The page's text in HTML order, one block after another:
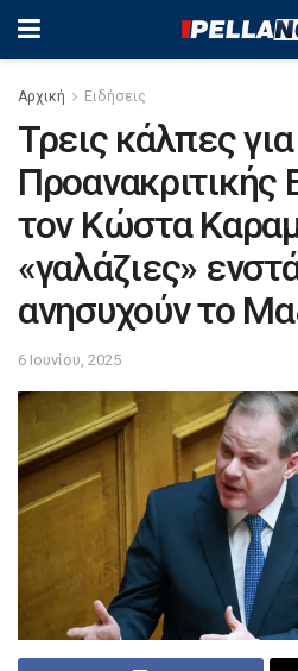
Αρχική Ειδήσεις
Τρεις κάλπες
Προανακριτικής
τον Κώστα
«γαλάζιες»
ανησυχούν το
6 Ιουνίου, 2025